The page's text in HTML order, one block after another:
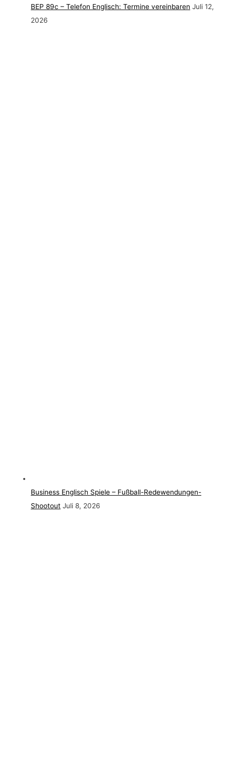
BEP 89c – Telefon Englisch: Termine vereinbaren Juli 12,
2026
Business Englisch Spiele – Fußball-Redewendungen-
Shootout Juli 8, 2026